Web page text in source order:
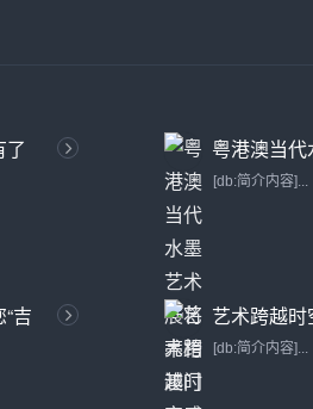
了
粤港澳当
展将亮相澳门
[db:简介内容]...
吉
艺术跨越
场奇幻的敦
[db:简介内容]...